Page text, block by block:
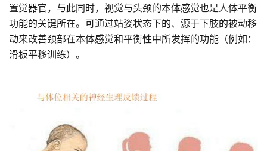
置觉器官，与此同时，视觉与头颈的本体感觉也是人体平衡
功能的关键所在。可通过站姿状态下的、源于下肢的被动移
动来改善颈部在本体感觉和平衡性中所发挥的功能（例如：
滑板平移训练）。